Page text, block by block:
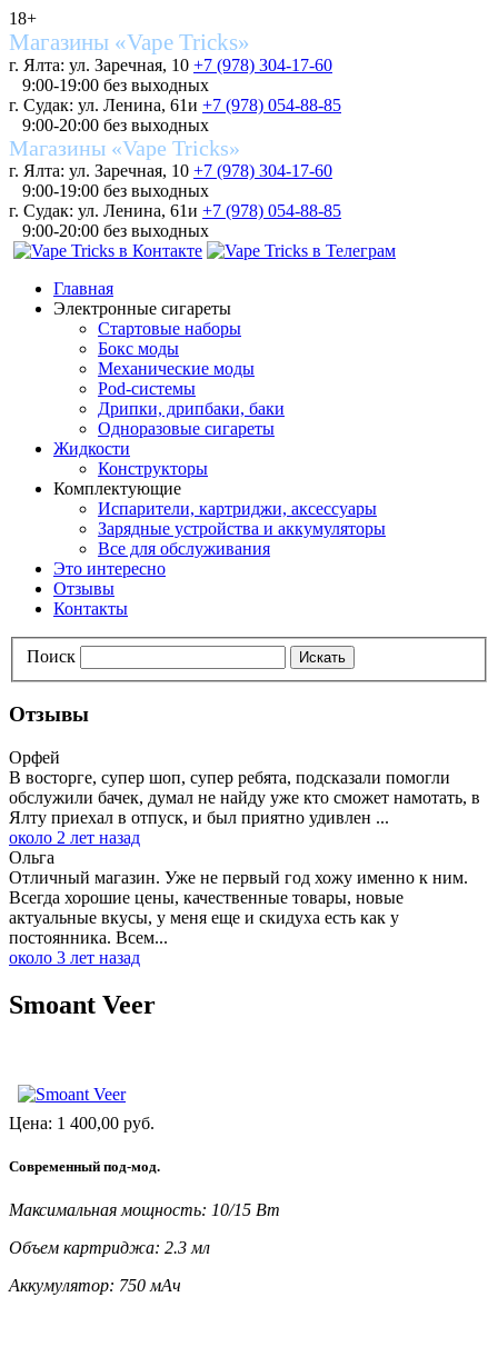
18+
Магазины «Vape Tricks»
г. Ялта: ул. Заречная, 10 +7 (978) 304-17-60
9:00-19:00 без выходных
г. Судак: ул. Ленина, 61и +7 (978) 054-88-85
9:00-20:00 без выходных
Магазины «Vape Tricks»
г. Ялта: ул. Заречная, 10 +7 (978) 304-17-60
9:00-19:00 без выходных
г. Судак: ул. Ленина, 61и +7 (978) 054-88-85
9:00-20:00 без выходных
Главная
Электронные сигареты
Стартовые наборы
Бокс моды
Механические моды
Pod-системы
Дрипки, дрипбаки, баки
Одноразовые сигареты
Жидкости
Конструкторы
Комплектующие
Испарители, картриджи, аксессуары
Зарядные устройства и аккумуляторы
Все для обслуживания
Это интересно
Отзывы
Контакты
Поиск Искать
Отзывы
Орфей
В восторге, супер шоп, супер ребята, подсказали помогли
обслужили бачек, думал не найду уже кто сможет намотать, в
Ялту приехал в отпуск, и был приятно удивлен ...
около 2 лет назад
Ольга
Отличный магазин. Уже не первый год хожу именно к ним.
Всегда хорошие цены, качественные товары, новые
актуальные вкусы, у меня еще и скидуха есть как у
постоянника. Всем...
около 3 лет назад
Smoant Veer
Цена: 1 400,00 руб.
Современный под-мод.
Максимальная мощность: 10/15 Вт
Объем картриджа: 2.3 мл
Аккумулятор: 750 мАч